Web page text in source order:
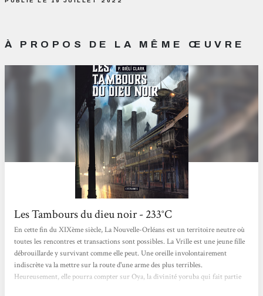
À PROPOS DE LA MÊME ŒUVRE
Les Tambours du dieu noir - 233°C
En cette fin du XIXème siècle, La Nouvelle-Orléans est un territoire neutre où
toutes les rencontres et transactions sont possibles. La Vrille est une jeune fille
débrouillarde y survivant comme elle peut. Une oreille involontairement
indiscrète va la mettre sur la route d'une arme des plus terribles.
Heureusement, elle pourra compter sur Oya, la divinité yoruba qui fait partie